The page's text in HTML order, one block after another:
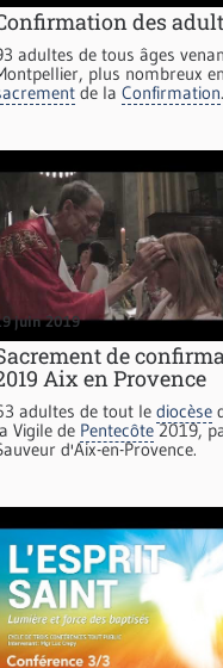
des
adultes de tous âges
plus nombreux
de la Confirmation
juin 2019
de
Aix en Provence
adultes de tout le diocèse
Vigile de Pentecôte2019,
d'Aix-en-Provence.